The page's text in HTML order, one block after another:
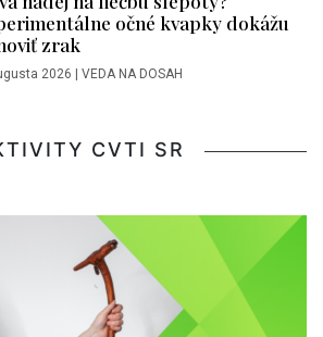
očné kvapky dokážu
zrak
2026 VEDA NA DOSAH
CVTI SR